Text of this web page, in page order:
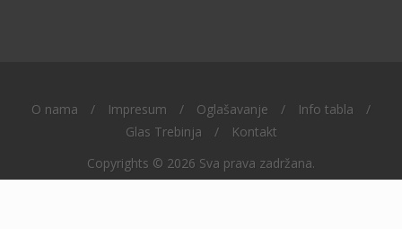
O nama / Impresum / Oglašavanje / Info tabla
/
Glas Trebinja
/
Kontakt
Copyrights © 2026 Sva prava zadržana.